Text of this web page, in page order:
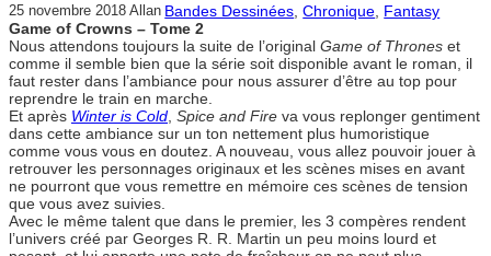
25 novembre 2018 Allan Bandes Dessinées , Chronique Fantasy
Game of Crowns – Tome 2
Nous attendons toujours la suite de l’original Game of Thrones et
comme il semble bien que la série soit disponible avant le roman, il
faut rester dans l’ambiance pour nous assurer d’être au top pour
reprendre le train en marche.
Et après Winter is Cold Spice and Fire va vous replonger gentiment
dans cette ambiance sur un ton nettement plus humoristique
comme vous vous en doutez. A nouveau, vous allez pouvoir jouer à
retrouver les personnages originaux et les scènes mises en avant
ne pourront que vous remettre en mémoire ces scènes de tension
que vous avez suivies.
Avec le même talent que dans le premier, les 3 compères rendent
l’univers créé par Georges R. R. Martin un peu moins lourd et